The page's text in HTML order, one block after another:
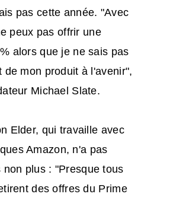
pas cette année. "Avec
peux pas offrir une
alors que je ne sais pas
de mon produit à l'avenir",
Michael Slate.
Elder, qui travaille avec
Amazon, n'a pas
non plus : "Presque tous
des offres du Prime